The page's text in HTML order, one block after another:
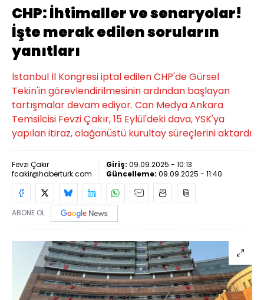
CHP: İhtimaller ve senaryolar!
İşte merak edilen soruların
yanıtları
İstanbul İl Kongresi iptal edilen CHP'de Gürsel
Tekin'in görevlendirilmesinin ardından başlayan
tartışmalar devam ediyor. Can Medya Ankara
Temsilcisi Fevzi Çakır, 15 Eylül'deki dava, YSK'ya
yapılan itiraz, olağanüstü kurultay süreçlerini aktardı
Fevzi Çakır
fcakir@haberturk.com
Giriş: 09.09.2025 - 10:13
Güncelleme: 09.09.2025 - 11:40
ABONE OL